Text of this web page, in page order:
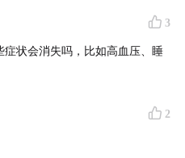
有哪些？
影响？而且在很多部位？
我们给你准备了一个小工
3
状会消失吗，比如高血压、睡
2